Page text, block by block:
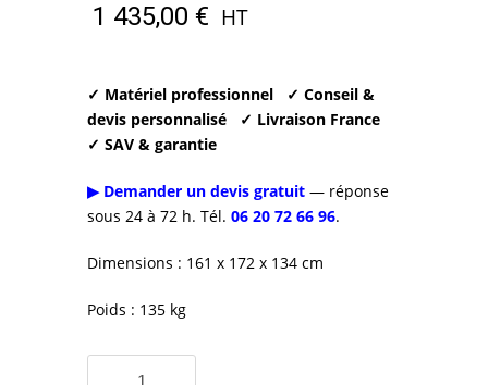
1 435,00 € HT
✓ Matériel professionnel
✓ Conseil &
devis personnalisé
✓ Livraison France
✓ SAV & garantie
▶ Demander un devis gratuit — réponse
sous 24 à 72 h. Tél. 06 20 72 66 96.
Dimensions : 161 x 172 x 134 cm
Poids : 135 kg
quantité